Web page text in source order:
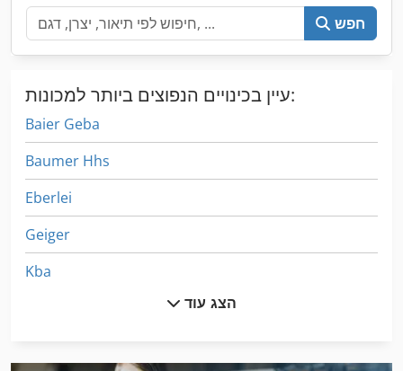
חפש
עיין בכינויים הנפוצים ביותר למכונות:
Baier Geba
Baumer Hhs
Eberlei
Geiger
Kba
הצג עוד